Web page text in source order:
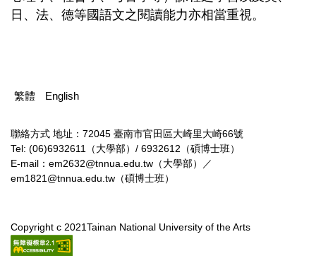
日、法、德等國語文之閱讀能力亦相當重視。
繁體 English
聯絡方式 地址：72045 臺南市官田區大崎里大崎66號
Tel: (06)6932611（大學部）/ 6932612（碩博士班）
E-mail：em2632@tnnua.edu.tw（大學部）／
em1821@tnnua.edu.tw（碩博士班）
Copyright c 2021Tainan National University of the Arts